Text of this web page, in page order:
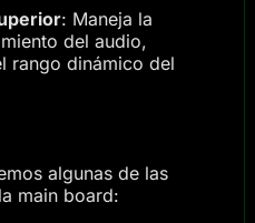
: Maneja la
del audio,
rango dinámico del
algunas de las
main board: